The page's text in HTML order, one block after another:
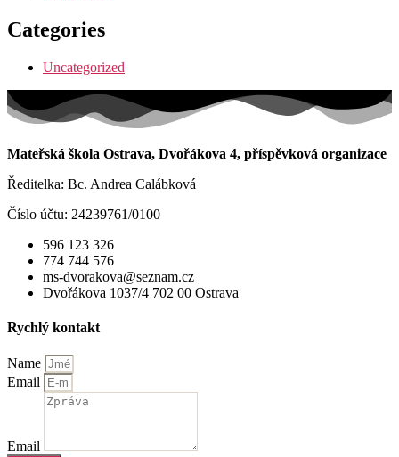
Categories
Uncategorized
Mateřská škola Ostrava, Dvořákova 4, příspěvková organizace
Ředitelka: Bc. Andrea Calábková
Číslo účtu: 24239761/0100
596 123 326
774 744 576
ms-dvorakova@seznam.cz
Dvořákova 1037/4 702 00 Ostrava
Rychlý kontakt
Name
Email
Email